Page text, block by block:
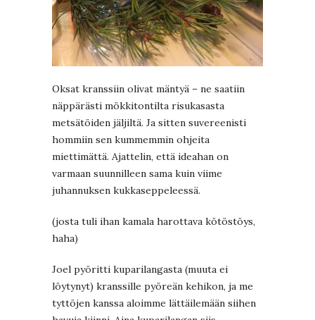
Oksat kranssiin olivat mäntyä – ne saatiin
näppärästi mökkitontilta risukasasta
metsätöiden jäljiltä. Ja sitten suvereenisti
hommiin sen kummemmin ohjeita
miettimättä. Ajattelin, että ideahan on
varmaan suunnilleen sama kuin viime
juhannuksen kukkaseppeleessä.
(josta tuli ihan kamala harottava kötöstöys,
haha)
Joel pyöritti kuparilangasta (muuta ei
löytynyt) kranssille pyöreän kehikon, ja me
tyttöjen kanssa aloimme lättäilemään siihen